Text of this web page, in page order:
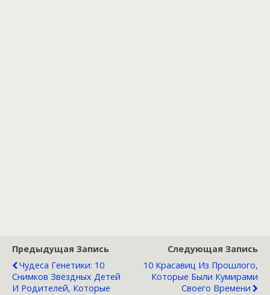
Предыдущая Запись
Чудеса Генетики: 10
Снимков Звёздных Детей
И Родителей, Которые
Следующая Запись
10 Красавиц Из Прошлого,
Которые Были Кумирами
Своего Времени